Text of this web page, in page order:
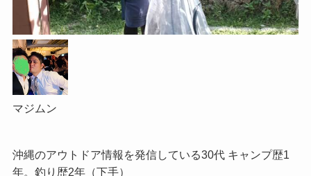
マジムン
沖縄のアウトドア情報を発信している30代 キャンプ歴1
年。釣り歴2年（下手）